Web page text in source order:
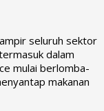
seluruh sektor
dalam
mulai berlomba-
makanan